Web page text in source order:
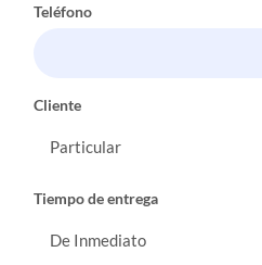
Teléfono
Cliente
Tiempo de entrega